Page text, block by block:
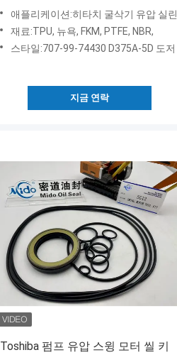
비를 답니다
애플리케이션:히타치 굴삭기 유압 실린더
재료:TPU, 뉴욕, FKM, PTFE, NBR,
스타일:707-99-74430 D375A-5D 도저 리프트 키트
지금 연락
Toshiba 펌프 유압 스윙 모터 씰 키